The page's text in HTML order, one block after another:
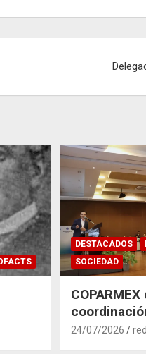
DESTACADOS
SOCIEDAD
y empresas
24/07/2026